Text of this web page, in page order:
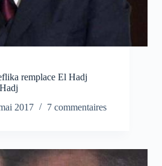
remplace El Hadj
2017 7 commentaires